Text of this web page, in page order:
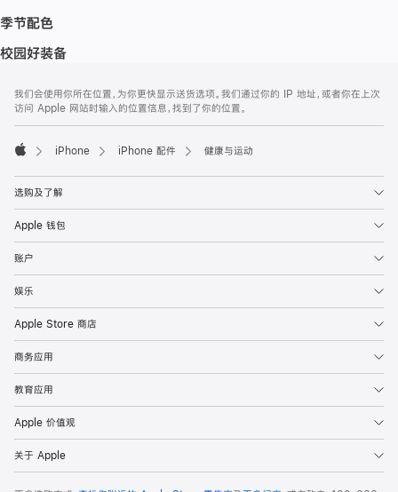
季节配色
校园好装备
页
页
脚
注
我们会使用你所在位置，为你更快显示送货选项。我们通过你的 IP 地址，或者你在上次
访问 Apple 网站时输入的位置信息，找到了你的位置。
iPhone iPhone 配件 健康与运动
选购及了解
Apple 钱包
账户
娱乐
Apple Store 商店
商务应用
教育应用
Apple 价值观
关于 Apple